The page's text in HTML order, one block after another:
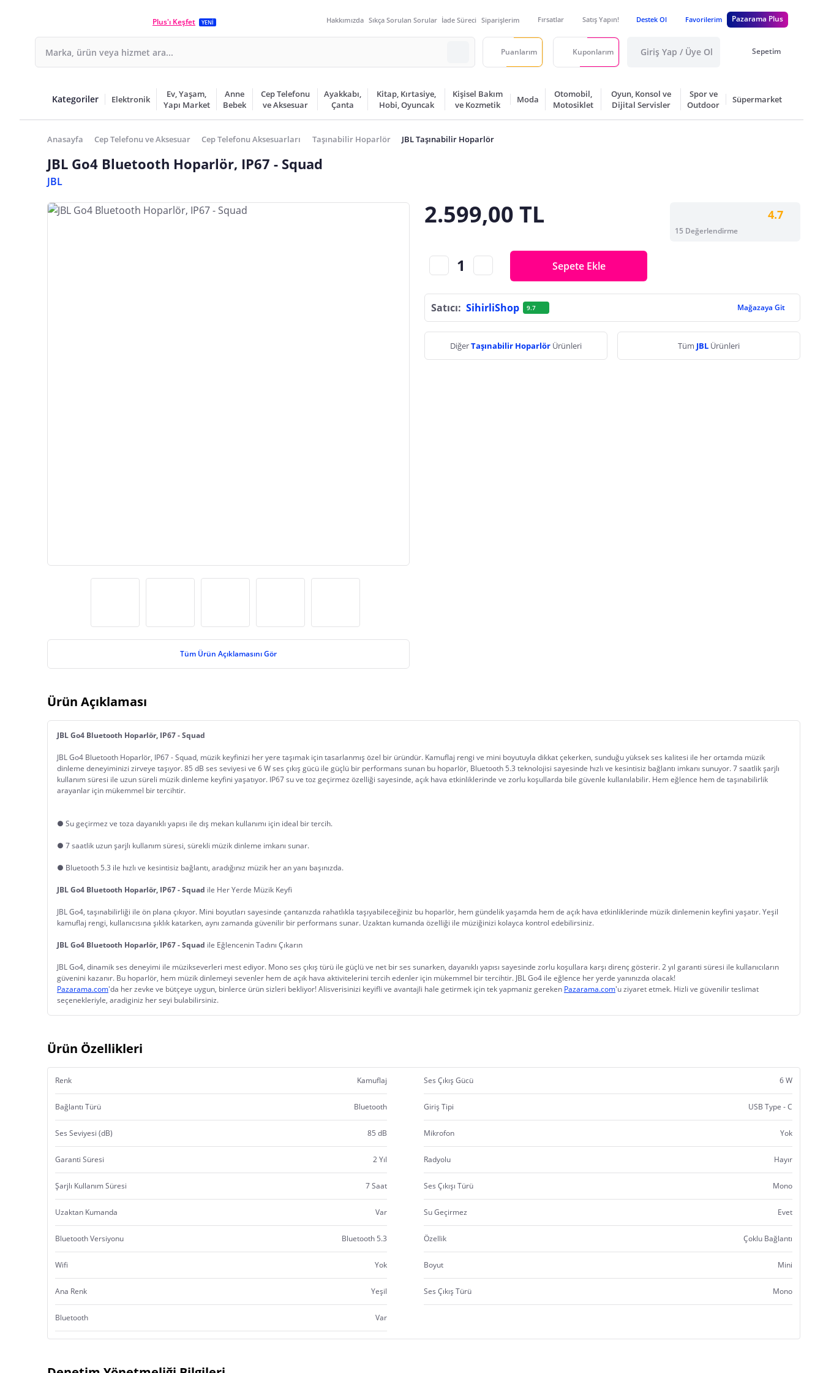
Plus'ı Keşfet YENİ Hakkımızda Sıkça Sorulan Sorular İade Süreci Siparişlerim Fırsatlar Satış Yapın! Destek Ol Favorilerim Pazarama Plus
Puanlarım Kuponlarım Giriş Yap / Üye Ol Sepetim
Kategoriler Elektronik
Ev, Yaşam,
Yapı Market
Anne
Bebek
Cep Telefonu
ve Aksesuar
Ayakkabı,
Çanta
Kitap, Kırtasiye,
Hobi, Oyuncak
Kişisel Bakım
ve Kozmetik
Moda
Otomobil,
Motosiklet
Oyun, Konsol ve
Dijital Servisler
Spor ve
Outdoor
Süpermarket
Anasayfa Cep Telefonu ve Aksesuar Cep Telefonu Aksesuarları Taşınabilir Hoparlör JBL Taşınabilir Hoparlör
JBL Go4 Bluetooth Hoparlör, IP67 - Squad
JBL
Tüm Ürün Açıklamasını Gör
2.599,00 TL 4.7
15 Değerlendirme
Sepete Ekle
Satıcı: SihirliShop 9.7 Mağazaya Git
DiğerTaşınabilir Hoparlör Ürünleri Tüm JBL Ürünleri
Ürün Açıklaması
JBL Go4 Bluetooth Hoparlör, IP67 - Squad
JBL Go4 Bluetooth Hoparlör, IP67 - Squad, müzik keyfinizi her yere taşımak için tasarlanmış özel bir üründür. Kamuflaj rengi ve mini boyutuyla dikkat çekerken, sunduğu yüksek ses kalitesi ile her ortamda müzik
dinleme deneyiminizi zirveye taşıyor. 85 dB ses seviyesi ve 6 W ses çıkış gücü ile güçlü bir performans sunan bu hoparlör, Bluetooth 5.3 teknolojisi sayesinde hızlı ve kesintisiz bağlantı imkanı sunuyor. 7 saatlik şarjlı
kullanım süresi ile uzun süreli müzik dinleme keyfini yaşatıyor. IP67 su ve toz geçirmez özelliği sayesinde, açık hava etkinliklerinde ve zorlu koşullarda bile güvenle kullanılabilir. Hem eğlence hem de taşınabilirlik
arayanlar için mükemmel bir tercihtir.
● Su geçirmez ve toza dayanıklı yapısı ile dış mekan kullanımı için ideal bir tercih.
● 7 saatlik uzun şarjlı kullanım süresi, sürekli müzik dinleme imkanı sunar.
● Bluetooth 5.3 ile hızlı ve kesintisiz bağlantı, aradığınız müzik her an yanı başınızda.
JBL Go4 Bluetooth Hoparlör, IP67 - Squad ile Her Yerde Müzik Keyfi
JBL Go4, taşınabilirliği ile ön plana çıkıyor. Mini boyutları sayesinde çantanızda rahatlıkla taşıyabileceğiniz bu hoparlör, hem gündelik yaşamda hem de açık hava etkinliklerinde müzik dinlemenin keyfini yaşatır. Yeşil
kamuflaj rengi, kullanıcısına şıklık katarken, aynı zamanda güvenilir bir performans sunar. Uzaktan kumanda özelliği ile müziğinizi kolayca kontrol edebilirsiniz.
JBL Go4 Bluetooth Hoparlör, IP67 - Squad ile Eğlencenin Tadını Çıkarın
JBL Go4, dinamik ses deneyimi ile müzikseverleri mest ediyor. Mono ses çıkış türü ile güçlü ve net bir ses sunarken, dayanıklı yapısı sayesinde zorlu koşullara karşı direnç gösterir. 2 yıl garanti süresi ile kullanıcıların
güvenini kazanır. Bu hoparlör, hem müzik dinlemeyi sevenler hem de açık hava aktivitelerini tercih edenler için mükemmel bir tercihtir. JBL Go4 ile eğlence her yerde yanınızda olacak!
Pazarama.com'da her zevke ve bütçeye uygun, binlerce ürün sizleri bekliyor! Alisverisinizi keyifli ve avantajli hale getirmek için tek yapmaniz gereken Pazarama.com'u ziyaret etmek. Hizli ve güvenilir teslimat
seçenekleriyle, aradiginiz her seyi bulabilirsiniz.
Ürün Özellikleri
Renk Kamuflaj Ses Çıkış Gücü 6 W
Bağlantı Türü Bluetooth Giriş Tipi USB Type - C
Ses Seviyesi (dB) 85 dB Mikrofon Yok
Garanti Süresi 2 Yıl Radyolu Hayır
Şarjlı Kullanım Süresi 7 Saat Ses Çıkışı Türü Mono
Uzaktan Kumanda Var Su Geçirmez Evet
Bluetooth Versiyonu Bluetooth 5.3 Özellik Çoklu Bağlantı
Wifi Yok Boyut Mini
Ana Renk Yeşil Ses Çıkış Türü Mono
Bluetooth Var